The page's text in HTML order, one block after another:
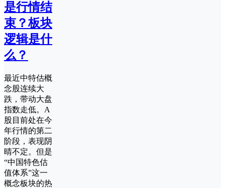
是行情结
束？板块
逻辑是什
么？
最近中特估概
念股连续大
跌，带动大盘
指数走低。A
股目前处在今
年行情的第二
阶段，表现阴
晴不定。但是
“中国特色估
值体系”这一
概念板块的热